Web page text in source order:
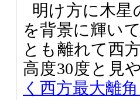
明け方に木星
を背景に輝い
とも離れて西
高度30度と見
く西方最大離